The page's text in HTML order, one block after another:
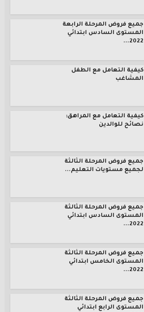
جميع فروض المرحلة الرابعة
المستوى السادس ابتدائي
2022...
كيفية التعامل مع الطفل
المشاغب
كيفية التعامل مع المراهق:
نصائح للوالدين
جميع فروض المرحلة الثالثة
لجميع مستويات التعليم...
جميع فروض المرحلة الثالثة
المستوى السادس ابتدائي
2022...
جميع فروض المرحلة الثالثة
المستوى الخامس ابتدائي
2022...
جميع فروض المرحلة الثالثة
المستوى الرابع ابتدائي